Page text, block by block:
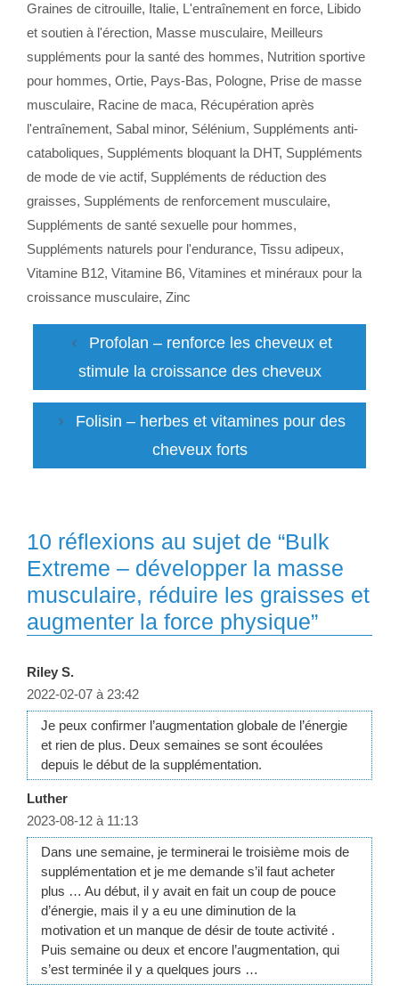
Graines de citrouille, Italie, L'entraînement en force, Libido
et soutien à l'érection, Masse musculaire, Meilleurs
suppléments pour la santé des hommes, Nutrition sportive
pour hommes, Ortie, Pays-Bas, Pologne, Prise de masse
musculaire, Racine de maca, Récupération après
l'entraînement, Sabal minor, Sélénium, Suppléments anti-
cataboliques, Suppléments bloquant la DHT, Suppléments
de mode de vie actif, Suppléments de réduction des
graisses, Suppléments de renforcement musculaire,
Suppléments de santé sexuelle pour hommes,
Suppléments naturels pour l'endurance, Tissu adipeux,
Vitamine B12, Vitamine B6, Vitamines et minéraux pour la
croissance musculaire, Zinc
Profolan – renforce les cheveux et
stimule la croissance des cheveux
Folisin – herbes et vitamines pour des
cheveux forts
10 réflexions au sujet de “Bulk
Extreme – développer la masse
musculaire, réduire les graisses et
augmenter la force physique”
Riley S.
2022-02-07 à 23:42
Je peux confirmer l’augmentation globale de l’énergie
et rien de plus. Deux semaines se sont écoulées
depuis le début de la supplémentation.
Luther
2023-08-12 à 11:13
Dans une semaine, je terminerai le troisième mois de
supplémentation et je me demande s’il faut acheter
plus … Au début, il y avait en fait un coup de pouce
d’énergie, mais il y a eu une diminution de la
motivation et un manque de désir de toute activité .
Puis semaine ou deux et encore l’augmentation, qui
s’est terminée il y a quelques jours …